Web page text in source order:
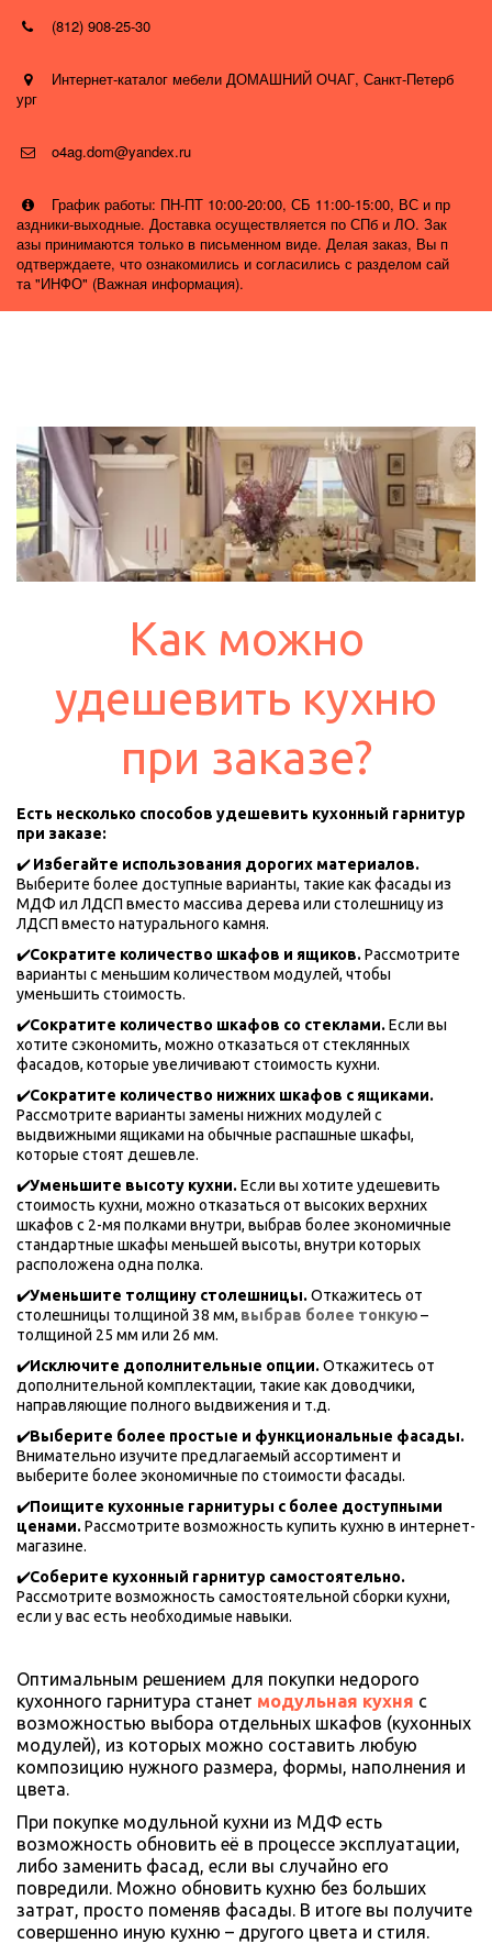
(812) 908-25-30
Интернет-каталог мебели ДОМАШНИЙ ОЧАГ, Санкт-Петерб
ург
o4ag.dom@yandex.ru
График работы: ПН-ПТ 10:00-20:00, СБ 11:00-15:00, ВС и пр
аздники-выходные. Доставка осуществляется по СПб и ЛО. Зак
азы принимаются только в письменном виде. Делая заказ, Вы п
одтверждаете, что ознакомились и согласились с разделом сай
та "ИНФО" (Важная информация).
Как можно
удешевить кухню
при заказе?
Есть несколько способов удешевить кухонный гарнитур
при заказе:
✔️ Избегайте использования дорогих материалов.
Выберите более доступные варианты, такие как фасады из
МДФ ил ЛДСП вместо массива дерева или столешницу из
ЛДСП вместо натурального камня.
✔️Сократите количество шкафов и ящиков. Рассмотрите
варианты с меньшим количеством модулей, чтобы
уменьшить стоимость.
✔️Сократите количество шкафов со стеклами. Если вы
хотите сэкономить, можно отказаться от стеклянных
фасадов, которые увеличивают стоимость кухни.
✔️
Рассмотрите варианты замены нижних модулей с
выдвижными ящиками на обычные распашные шкафы,
которые стоят дешевле.
✔️Уменьшите высоту кухни. Если вы хотите удешевить
стоимость кухни, можно отказаться от высоких верхних
шкафов с 2-мя полками внутри, выбрав более экономичные
стандартные шкафы меньшей высоты, внутри которых
расположена одна полка.
✔️Уменьшите толщину столешницы. Откажитесь от
столешницы толщиной 38 мм, выбрав более тонкую –
толщиной 25 мм или 26 мм.
✔️Исключите дополнительные опции. Откажитесь от
дополнительной комплектации, такие как доводчики,
направляющие полного выдвижения и т.д.
✔️Выберите более простые и функциональные фасады.
Внимательно изучите предлагаемый ассортимент и
выберите более экономичные по стоимости фасады.
✔️Поищите кухонные гарнитуры с более доступными
ценами. Рассмотрите возможность купить кухню в интернет-
магазине.
✔️
Рассмотрите возможность самостоятельной сборки кухни,
если у вас есть необходимые навыки.
Оптимальным решением для покупки недорого
кухонного гарнитура станет модульная кухня с
возможностью выбора отдельных шкафов (кухонных
модулей), из которых можно составить любую
композицию нужного размера, формы, наполнения и
цвета.
При покупке модульной кухни из МДФ есть
возможность обновить её в процессе эксплуатации,
либо заменить фасад, если вы случайно его
повредили. Можно обновить кухню без больших
затрат, просто поменяв фасады. В итоге вы получите
совершенно иную кухню – другого цвета и стиля.